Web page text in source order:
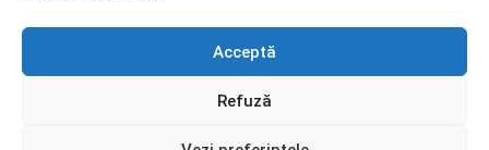
Acceptă
Refuză
and Terms of Service